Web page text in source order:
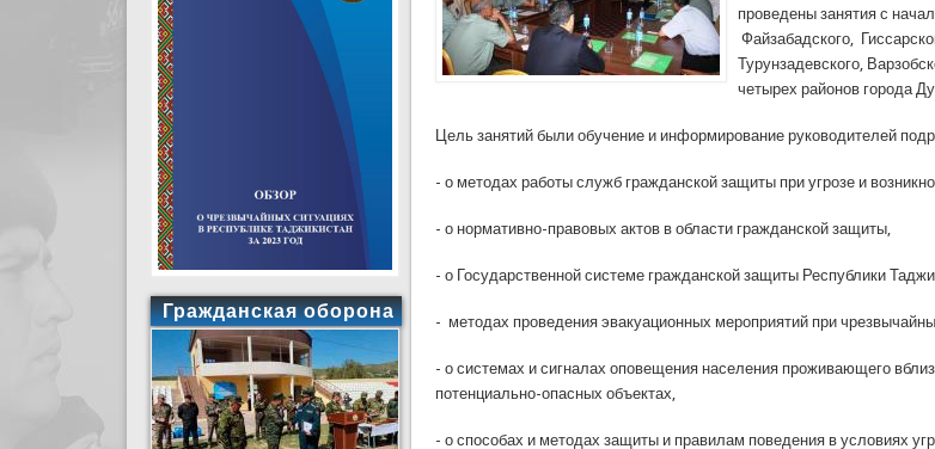
проведены занятия с
Файзабадского,
Турунзадевского,
четырех районов города
Цель занятий были обучение и информирование руководителей
- о методах работы служб гражданской защиты при угрозе и
- о нормативно-правовых актов в области гражданской защиты,
- о Государственной системе гражданской защиты Республики
- методах проведения эвакуационных мероприятий при
- о системах и сигналах оповещения населения проживающего
потенциально-опасных объектах,
- о способах и методах защиты и правилам поведения в условиях
Гражданская оборона